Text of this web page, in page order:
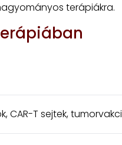
terápiákra.
CAR-T sejtek,